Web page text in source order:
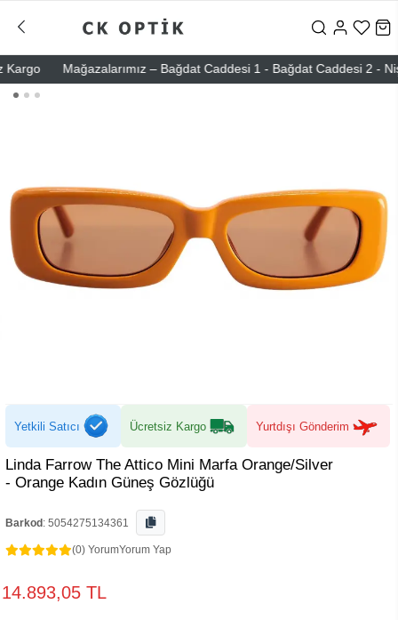
Mağazalarımız – Bağdat Caddesi 1 - Bağdat Caddesi 2 -
Yetkili Satıcı Ücretsiz Kargo Yurtdışı Gönderim
Linda Farrow The Attico Mini Marfa Orange/Silver
- Orange Kadın Güneş Gözlüğü
Barkod : 5054275134361
(0) YorumYorum Yap
14.893,05 TL